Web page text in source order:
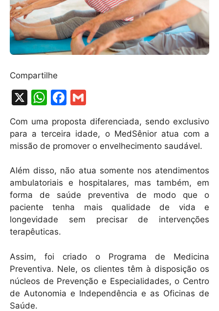
Compartilhe
X
W
at
s
p
p
F
c
e
o
o
k
m
ai
l
Com uma proposta diferenciada, sendo exclusivo
para a terceira idade, o MedSênior atua com a
missão de promover o envelhecimento saudável.
Além disso, não atua somente nos atendimentos
ambulatoriais e hospitalares, mas também, em
forma de saúde preventiva de modo que o
paciente tenha mais qualidade de vida e
longevidade sem precisar de intervenções
terapêuticas.
Assim, foi criado o Programa de Medicina
Preventiva. Nele, os clientes têm à disposição os
núcleos de Prevenção e Especialidades, o Centro
de Autonomia e Independência e as Oficinas de
Saúde.